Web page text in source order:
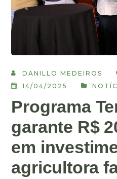
DANILLO MEDEIROS
14/04/2025
Programa
garante R$
em
agricultora